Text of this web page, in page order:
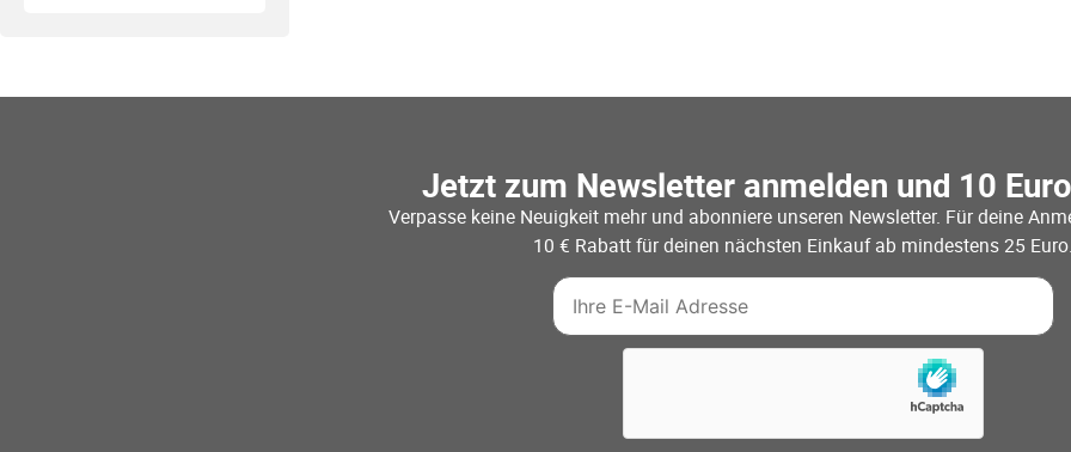
Jetzt zum Newsletter anmelden und 10
Verpasse keine Neuigkeit mehr und abonniere unseren Newsletter. Für deine
10 € Rabatt für deinen nächsten Einkauf ab mindestens 25 Euro.